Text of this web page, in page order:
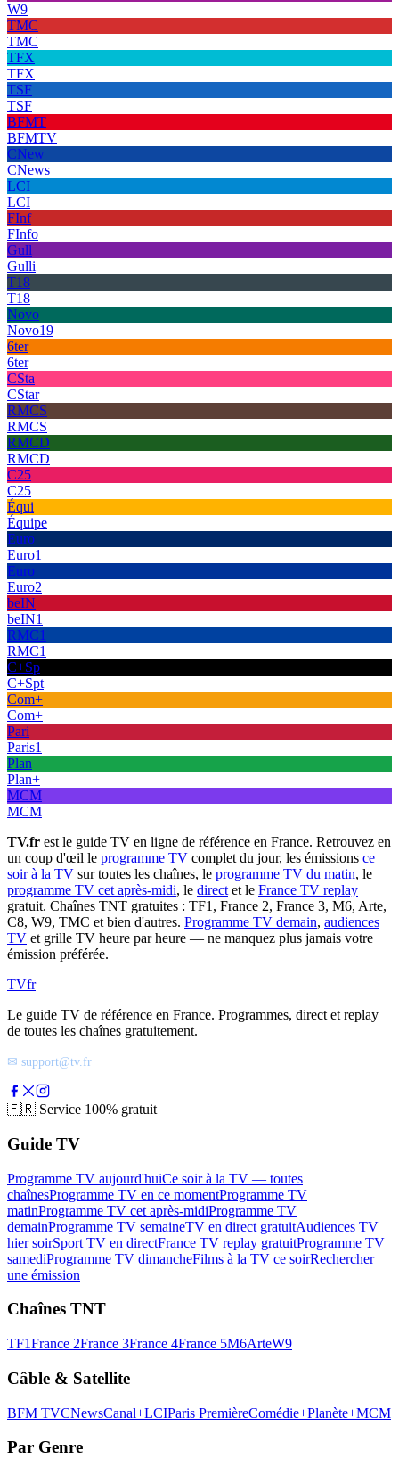
W9
TMC
TMC
TFX
TFX
TSF
TSF
BFMT
BFMTV
CNew
CNews
LCI
LCI
FInf
FInfo
Gull
Gulli
T18
T18
Novo
Novo19
6ter
6ter
CSta
CStar
RMCS
RMCS
RMCD
RMCD
C25
C25
Équi
Équipe
Euro
Euro1
Euro
Euro2
beIN
beIN1
RMC1
RMC1
C+Sp
C+Spt
Com+
Com+
Pari
Paris1
Plan
Plan+
MCM
MCM
TV.fr est le guide TV en ligne de référence en France. Retrouvez en
un coup d'œil le programme TV complet du jour, les émissions ce
soir à la TV sur toutes les chaînes, le programme TV du matin, le
programme TV cet après-midi, le direct et le France TV replay
gratuit. Chaînes TNT gratuites : TF1, France 2, France 3, M6, Arte,
C8, W9, TMC et bien d'autres. Programme TV demain, audiences
TV et grille TV heure par heure — ne manquez plus jamais votre
émission préférée.
TVfr
Le guide TV de référence en France. Programmes, direct et replay
de toutes les chaînes gratuitement.
✉ support@tv.fr
🇫🇷 Service 100% gratuit
Guide TV
Programme TV aujourd'huiCe soir à la TV — toutes
chaînesProgramme TV en ce momentProgramme TV
matinProgramme TV cet après-midiProgramme TV
demainProgramme TV semaineTV en direct gratuitAudiences TV
hier soirSport TV en directFrance TV replay gratuitProgramme TV
samediProgramme TV dimancheFilms à la TV ce soirRechercher
une émission
Chaînes TNT
TF1France 2France 3France 4France 5M6ArteW9
Câble & Satellite
BFM TVCNewsCanal+LCIParis PremièreComédie+Planète+MCM
Par Genre